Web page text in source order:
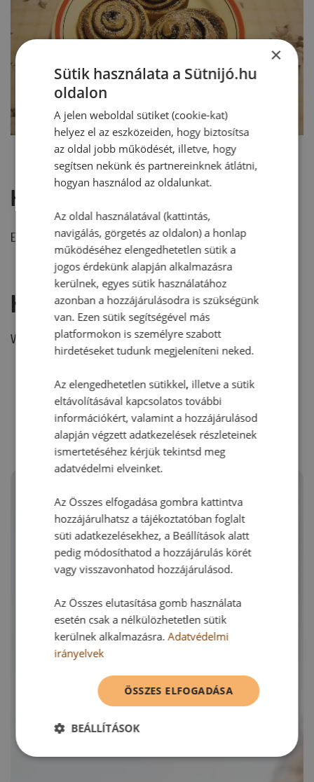
Hozzászólások
Ehhez a recepthez még nem érkezett hozzászólás.
Hozzászólás írása
Vélemény írásához, kérjük,jelentkezz be!
RECEPTAJÁNLÓ
×
Sütik használata a Sütnijó.hu
oldalon
A jelen weboldal sütiket (cookie-kat)
helyez el az eszközeiden, hogy biztosítsa
az oldal jobb működését, illetve, hogy
segítsen nekünk és partnereinknek átlátni,
hogyan használod az oldalunkat.
Az oldal használatával (kattintás,
navigálás, görgetés az oldalon) a honlap
működéséhez elengedhetetlen sütik a
jogos érdekünk alapján alkalmazásra
kerülnek, egyes sütik használatához
azonban a hozzájárulásodra is szükségünk
van. Ezen sütik segítségével más
platformokon is személyre szabott
hirdetéseket tudunk megjeleníteni neked.
Az elengedhetetlen sütikkel, illetve a sütik
eltávolításával kapcsolatos további
információkért, valamint a hozzájárulásod
alapján végzett adatkezelések részleteinek
ismertetéséhez kérjük tekintsd meg
adatvédelmi elveinket.
Az Összes elfogadása gombra kattintva
hozzájárulhatsz a tájékoztatóban foglalt
süti adatkezelésekhez, a Beállítások alatt
pedig módosíthatod a hozzájárulás körét
vagy visszavonhatod hozzájárulásod.
Az Összes elutasítása gomb használata
esetén csak a nélkülözhetetlen sütik
kerülnek alkalmazásra.Adatvédelmi
irányelvek
ÖSSZES ELFOGADÁSA
BEÁLLÍTÁSOK